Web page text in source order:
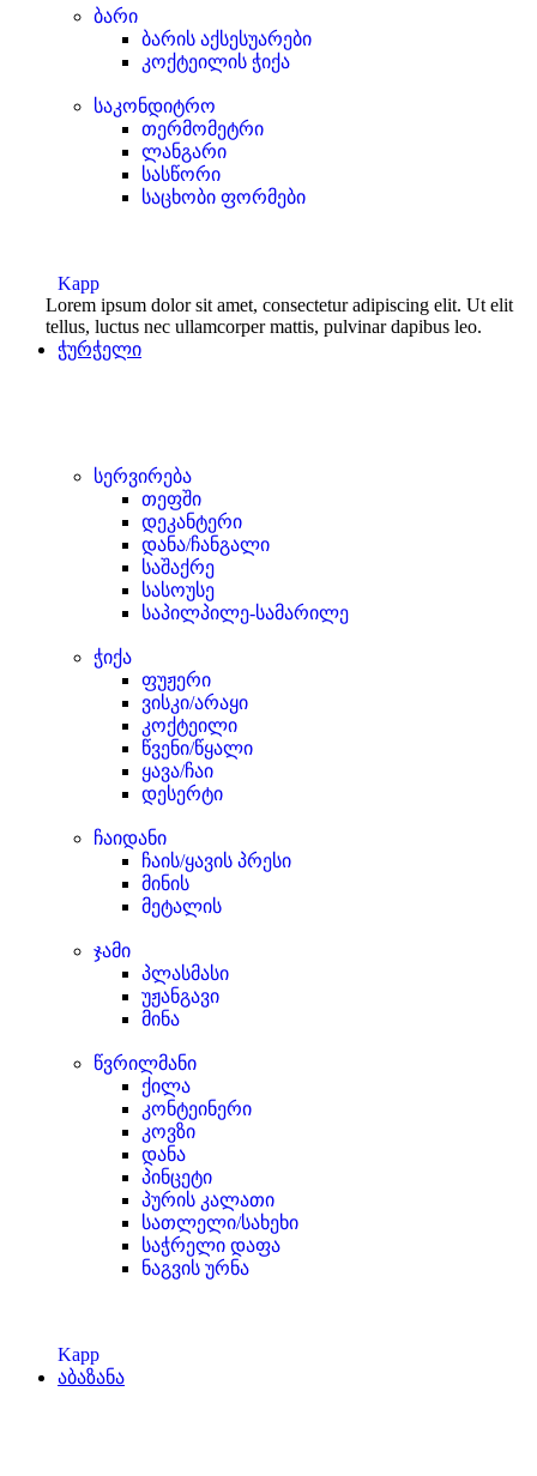
ბარი
ბარის აქსესუარები
კოქტეილის ჭიქა
საკონდიტრო
თერმომეტრი
ლანგარი
სასწორი
საცხობი ფორმები
Kapp
Lorem ipsum dolor sit amet, consectetur adipiscing elit. Ut elit
tellus, luctus nec ullamcorper mattis, pulvinar dapibus leo.
ჭურჭელი
სერვირება
თეფში
დეკანტერი
დანა/ჩანგალი
საშაქრე
სასოუსე
საპილპილე-სამარილე
ჭიქა
ფუჟერი
ვისკი/არაყი
კოქტეილი
წვენი/წყალი
ყავა/ჩაი
დესერტი
ჩაიდანი
ჩაის/ყავის პრესი
მინის
მეტალის
ჯამი
პლასმასი
უჟანგავი
მინა
წვრილმანი
ქილა
კონტეინერი
კოვზი
დანა
პინცეტი
პურის კალათი
სათლელი/სახეხი
საჭრელი დაფა
ნაგვის ურნა
Kapp
აბაზანა